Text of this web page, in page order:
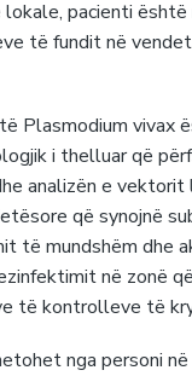
pacienti është
të fundit në vendet
Plasmodium vivax
i thelluar që
analizën e
që synojnë
të mundshëm dhe
në zonë
të kontrolleve të
nga personi